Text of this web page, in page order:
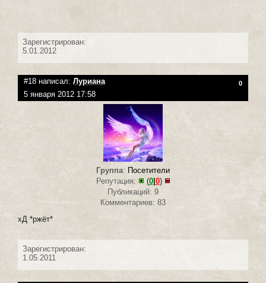
Зарегистрирован:
5.01.2012
#18 написал: Луриана 0
5 января 2012 17:58
Группа: Посетители
Репутация:
(0| 0)
Публикаций: 9
Комментариев: 83
хД *ржёт*
Зарегистрирован:
1.05.2011